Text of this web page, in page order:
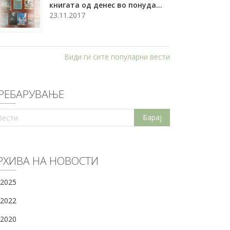
книгата од денес во понуда...
23.11.2017
Види ги сите популарни вести
НА НОВОСТИ